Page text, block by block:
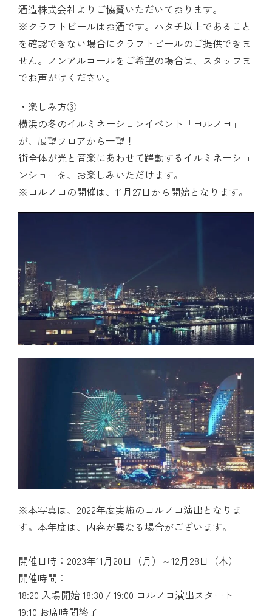
酒造株式会社よりご協賛いただいております。
※クラフトビールはお酒です。ハタチ以上であること
を確認できない場合にクラフトビールのご提供できま
せん。ノンアルコールをご希望の場合は、スタッフま
でお声がけください。
楽しみ方③
横浜の冬のイルミネーションイベント「ヨルノヨ」
が、展望フロアから一望！
街全体が光と音楽にあわせて躍動するイルミネーショ
ンショーを、お楽しみいただけます。
※ヨルノヨの開催は、11月27日から開始となります。
※本写真は、2022年度実施のヨルノヨ演出となりま
す。本年度は、内容が異なる場合がございます。
開催日時：2023年11月20日（月）～12月28日（木）
開催時間：
18:20 入場開始 18:30 / 19:00 ヨルノヨ演出スタート
19:10 お席時間終了